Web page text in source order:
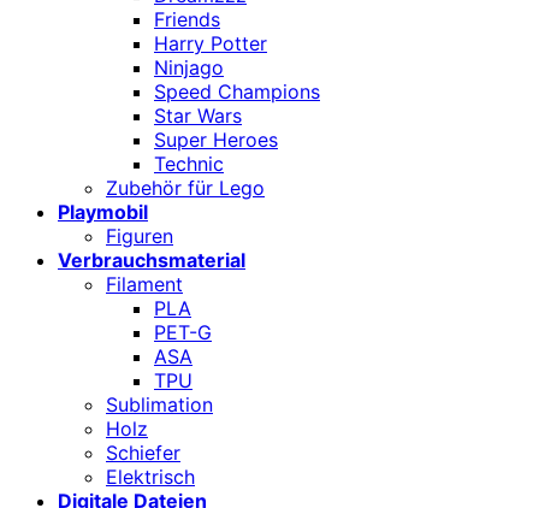
Friends
Harry Potter
Ninjago
Speed Champions
Star Wars
Super Heroes
Technic
Zubehör für Lego
Playmobil
Figuren
Verbrauchsmaterial
Filament
PLA
PET-G
ASA
TPU
Sublimation
Holz
Schiefer
Elektrisch
Digitale Dateien